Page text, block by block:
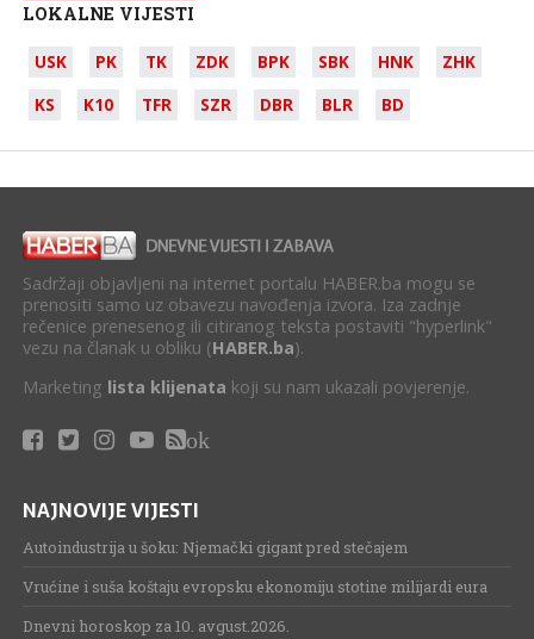
LOKALNE VIJESTI
USK PK TK ZDK BPK SBK HNK
ZHK
KS
K10 TFR SZR DBR BLR BD
Sadržaji objavljeni na internet portalu HABER.ba mogu se
prenositi samo uz obavezu navođenja izvora. Iza zadnje
rečenice prenesenog ili citiranog teksta postaviti "hyperlink"
vezu na članak u obliku (HABER.ba).
Marketing lista klijenata koji su nam ukazali povjerenje.
ok
NAJNOVIJE VIJESTI
Autoindustrija u šoku: Njemački gigant pred stečajem
Vrućine i suša koštaju evropsku ekonomiju stotine milijardi eura
Dnevni horoskop za 10. avgust.2026.